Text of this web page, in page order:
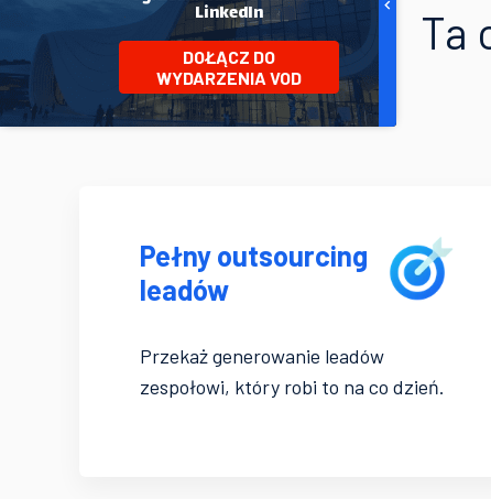
Ta
Pełny outsourcing
leadów
Przekaż generowanie leadów
zespołowi, który robi to na co dzień.
LinkedIn
DOŁĄCZ DO
WYDARZENIA VOD